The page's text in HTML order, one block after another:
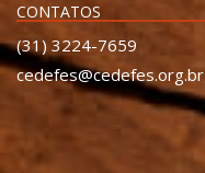
CONTATOS
(31) 3224-7659
cedefes@cedefes.org.br